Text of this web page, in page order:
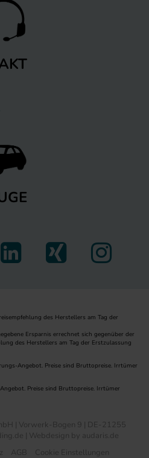
des Herstellers am Tag der
Ersparnis errechnet sich gegenüber der
des Herstellers am Tag der Erstzulassung
Angebot. Preise sind Bruttopreise. Irrtümer
Preise sind Bruttopreise. Irrtümer
| Vorwerk-Bogen 9 | DE-21255
| Webdesign by audaris.de
AGB Cookie Einstellungen